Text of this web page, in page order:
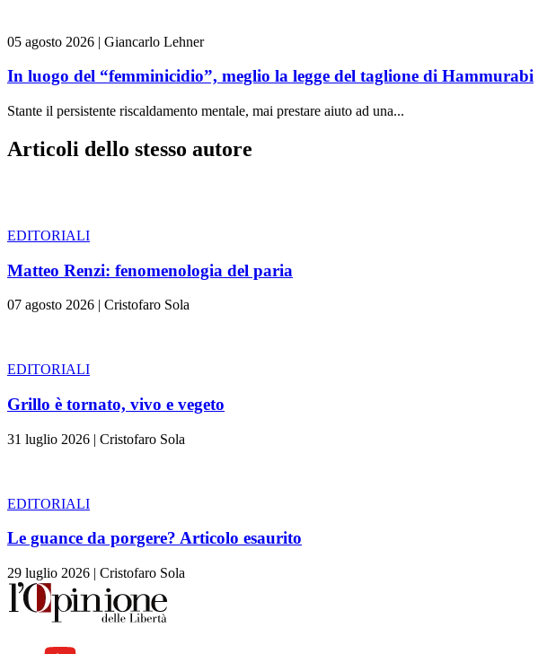
05 agosto 2026 | Giancarlo Lehner
In luogo del “femminicidio”, meglio la legge del taglione di Hammurabi
Stante il persistente riscaldamento mentale, mai prestare aiuto ad una...
Articoli dello stesso autore
EDITORIALI
Matteo Renzi: fenomenologia del paria
07 agosto 2026 | Cristofaro Sola
EDITORIALI
Grillo è tornato, vivo e vegeto
31 luglio 2026 | Cristofaro Sola
EDITORIALI
Le guance da porgere? Articolo esaurito
29 luglio 2026 | Cristofaro Sola